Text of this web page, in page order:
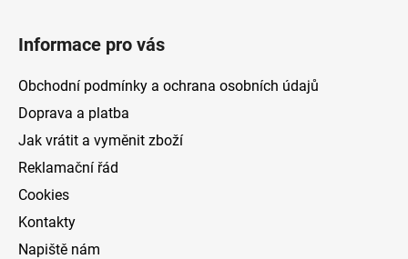
Informace pro vás
Obchodní podmínky a ochrana osobních údajů
Doprava a platba
Jak vrátit a vyměnit zboží
Reklamační řád
Cookies
Kontakty
Napiště nám